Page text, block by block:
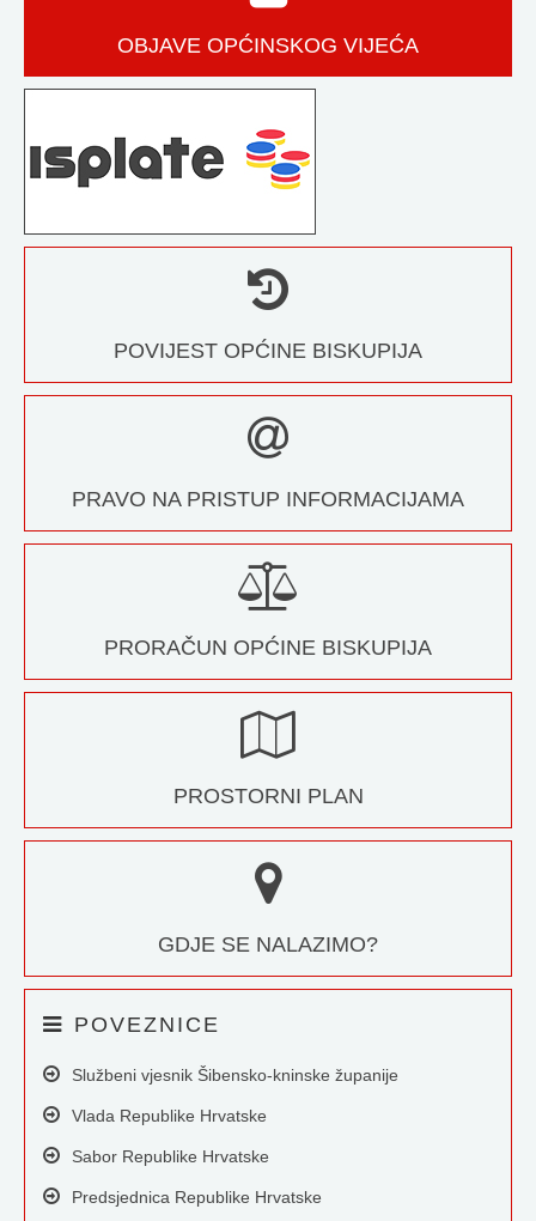
OBJAVE OPĆINSKOG VIJEĆA
POVIJEST OPĆINE BISKUPIJA
PRAVO NA PRISTUP INFORMACIJAMA
PRORAČUN OPĆINE BISKUPIJA
PROSTORNI PLAN
GDJE SE NALAZIMO?
POVEZNICE
Službeni vjesnik Šibensko-kninske županije
Vlada Republike Hrvatske
Sabor Republike Hrvatske
Predsjednica Republike Hrvatske